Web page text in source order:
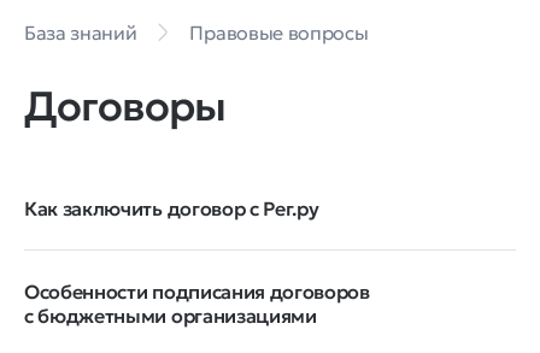
База знаний Правовые вопросы
Договоры
Как заключить договор с Рег.ру
Особенности подписания договоров
с бюджетными организациями